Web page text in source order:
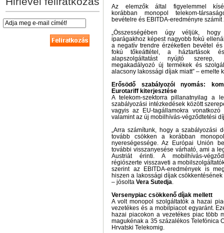
Az elemzők által figyelemmel
korábban monopol telekom-
bevételre és EBITDA-eredményre
„Összességében úgy véljük,
iparágakhoz képest nagyobb fokú
a negatív trendre érzéketlen bevétel
fokú tőkeáttétel, a háztartások
alapszolgáltatást nyújtó szerep,
megakadályozó új termékek és
alacsony lakossági díjak miatt” – emelte
Erősödő szabályozói nyomás:
Eurotariff kiterjesztése
A telekom-szektorra pillanatnyilag a
szabályozási intézkedések között
vagyis az EU-tagállamokra vonatkozó
valamint az új mobilhívás-végződtetési
„Arra számítunk, hogy a szabályozási
tovább csökken a korábban
nyereségessége. Az Európai Unión
további visszanyesése várható, ami a
Austriát érinti. A mobilhívás-
régiószerte visszaveti a
szerint az EBITDA-eredmények is
hiszen a lakossági díjak
– jósolta Vera Sutedja.
Versenypiac csökkenő díjak mellett
A volt monopol szolgáltatók a hazai
vezetékes és a mobilpiacot egyaránt.
hazai piacokon a vezetékes piac több
magukénak a 35 százalékos Telefónica
Hrvatski Telekomig.